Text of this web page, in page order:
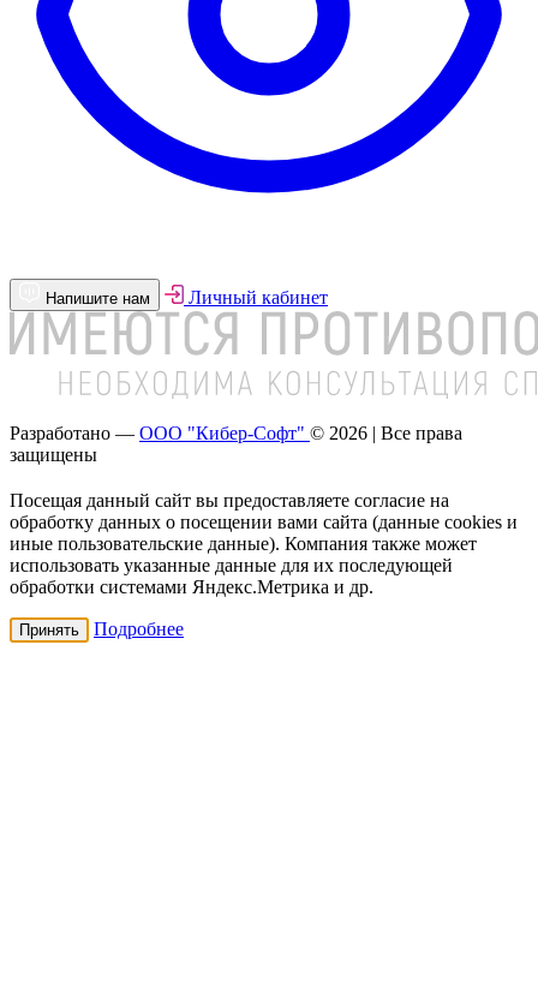
Напишите нам Личный кабинет
Разработано — ООО "Кибер-Софт" © 2026 | Все права
защищены
Посещая данный сайт вы предоставляете согласие на
обработку данных о посещении вами сайта (данные cookies и
иные пользовательские данные). Компания также может
использовать указанные данные для их последующей
обработки системами Яндекс.Метрика и др.
Принять Подробнее